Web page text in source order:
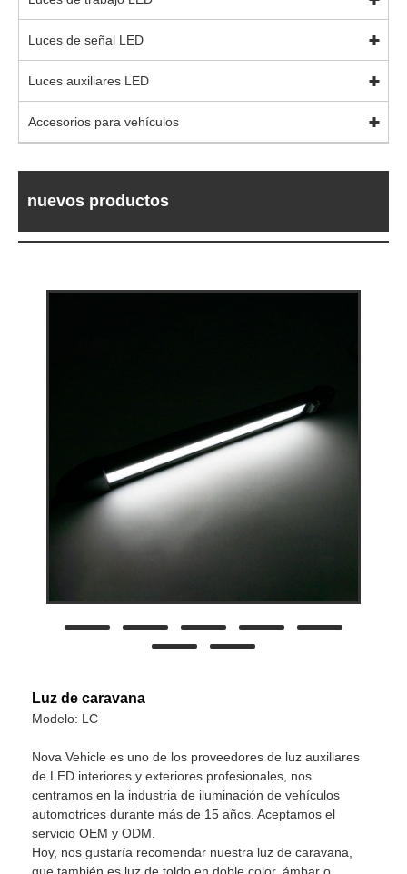
Luces de señal LED
Luces auxiliares LED
Accesorios para vehículos
nuevos productos
Luz de caravana
Modelo: LC
Nova Vehicle es uno de los proveedores de luz auxiliares
de LED interiores y exteriores profesionales, nos
centramos en la industria de iluminación de vehículos
automotrices durante más de 15 años. Aceptamos el
servicio OEM y ODM.
Hoy, nos gustaría recomendar nuestra luz de caravana,